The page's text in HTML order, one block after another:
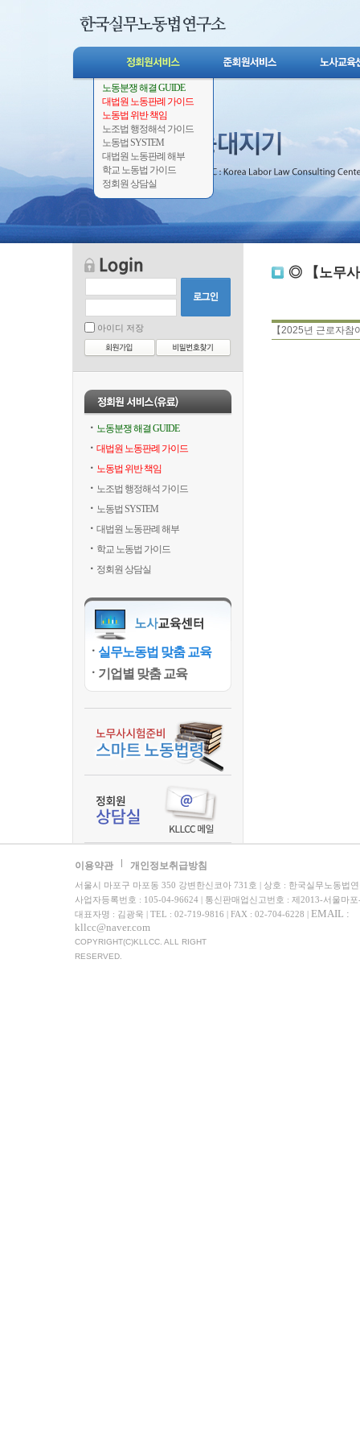
노동분쟁 해결 GUIDE
대법원 노동판례 가이드
노동법 위반 책임
노조법 행정해석 가이드
노동법 SYSTEM
대법원 노동판례 해부
학교 노동법 가이드
정회원 상담실
아이디 저장
노동분쟁 해결 GUIDE
대법원 노동판례 가이드
노동법 위반 책임
노조법 행정해석 가이드
노동법 SYSTEM
대법원 노동판례 해부
학교 노동법 가이드
정회원 상담실
실무노동법 맞춤 교육
기업별 맞춤 교육
◎ 【노무사
【2025년 근로자
이용약관 개인정보취급방침
서울시 마포구 마포동 350 강변한신코아 731호 | 상호 : 한국실무노동법
사업자등록번호 : 105-04-96624 | 통신판매업신고번호 : 제2013-서울마
대표자명 : 김광욱 | TEL : 02-719-9816 | FAX : 02-704-6228 | EMAIL :
kllcc@naver.com
COPYRIGHT(C)KLLCC. ALL RIGHT
RESERVED.